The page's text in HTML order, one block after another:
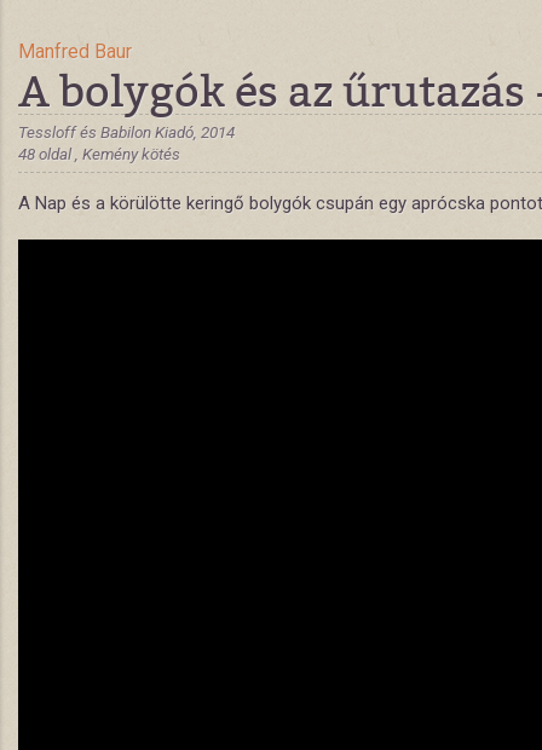
Manfred Baur
A bolygók és az
Tessloff és Babilon Kiadó, 2014
48 oldal , Kemény kötés
A Nap és a körülötte keringő bolygók csupán egy aprócska